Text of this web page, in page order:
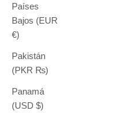
Países
Bajos (EUR
€)
Pakistán
(PKR ₨)
Panamá
(USD $)